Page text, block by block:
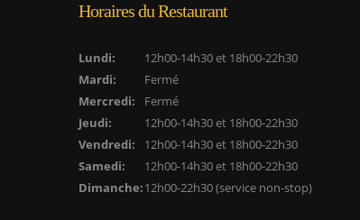
Horaires du Restaurant
Lundi:
12h00-14h30 et 18h00-22h30
Mardi:
Fermé
Mercredi:
Fermé
Jeudi:
12h00-14h30 et 18h00-22h30
Vendredi:
12h00-14h30 et 18h00-22h30
Samedi:
12h00-14h30 et 18h00-22h30
Dimanche:12h00-22h30 (service non-stop)